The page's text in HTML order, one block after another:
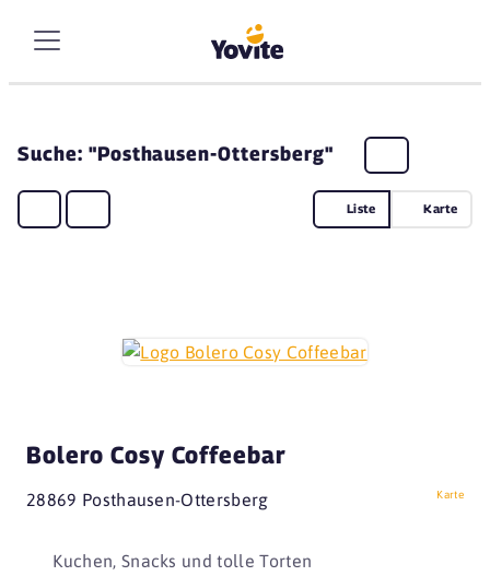
Suche: "Posthausen-Ottersberg"
Liste Karte
Bolero Cosy Coffeebar
28869 Posthausen-Ottersberg Karte
Kuchen, Snacks und tolle Torten